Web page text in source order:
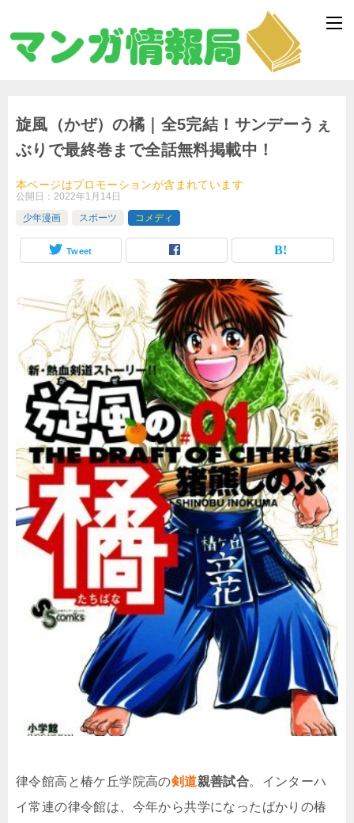
旋風（かぜ）の橘｜全5完結！サンデーうぇ
ぶりで最終巻まで全話無料掲載中！
本ページはプロモーションが含まれています
公開日： 2022年1月14日
少年漫画
スポーツ コメディ
Tweet
律令館高と椿ケ丘学院高の剣道親善試合。インターハ
イ常連の律令館は、今年から共学になったばかりの椿